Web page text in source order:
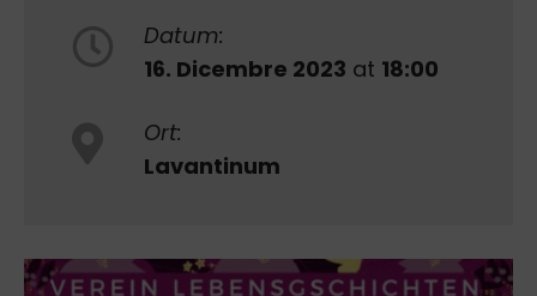
Datum:
16. Dicembre 2023 at 18:00
Ort:
Lavantinum